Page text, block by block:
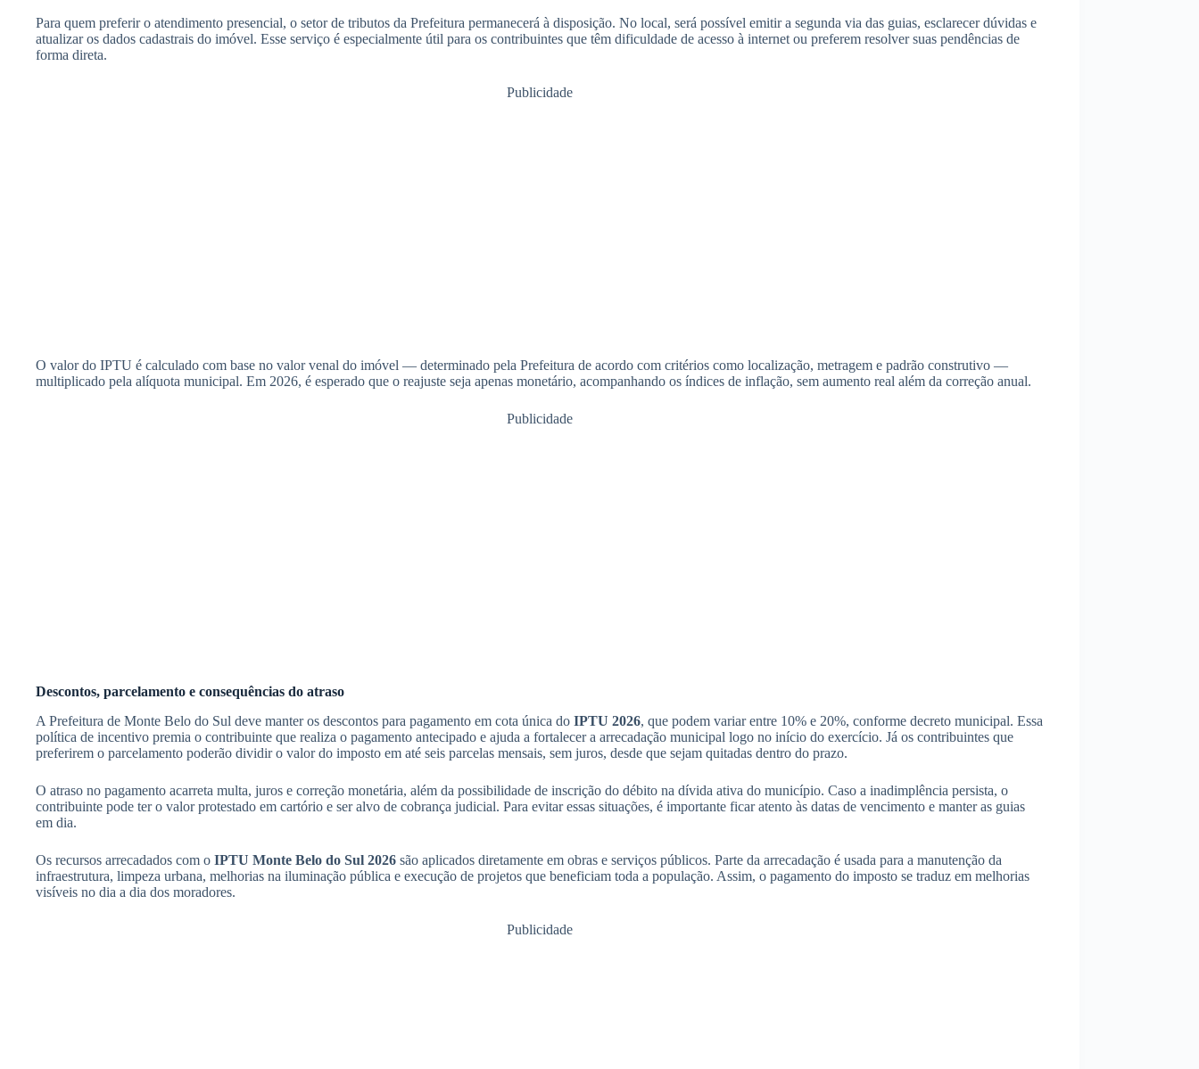
Para quem preferir o atendimento presencial, o setor de tributos da Prefeitura permanecerá à disposição. No local, será possível emitir a segunda via das guias, esclarecer dúvidas e
atualizar os dados cadastrais do imóvel. Esse serviço é especialmente útil para os contribuintes que têm dificuldade de acesso à internet ou preferem resolver suas pendências de
forma direta.
Publicidade
O valor do IPTU é calculado com base no valor venal do imóvel — determinado pela Prefeitura de acordo com critérios como localização, metragem e padrão construtivo —
multiplicado pela alíquota municipal. Em 2026, é esperado que o reajuste seja apenas monetário, acompanhando os índices de inflação, sem aumento real além da correção anual.
Publicidade
Descontos, parcelamento e consequências do atraso
A Prefeitura de Monte Belo do Sul deve manter os descontos para pagamento em cota única do IPTU 2026, que podem variar entre 10% e 20%, conforme decreto municipal. Essa
política de incentivo premia o contribuinte que realiza o pagamento antecipado e ajuda a fortalecer a arrecadação municipal logo no início do exercício. Já os contribuintes que
preferirem o parcelamento poderão dividir o valor do imposto em até seis parcelas mensais, sem juros, desde que sejam quitadas dentro do prazo.
O atraso no pagamento acarreta multa, juros e correção monetária, além da possibilidade de inscrição do débito na dívida ativa do município. Caso a inadimplência persista, o
contribuinte pode ter o valor protestado em cartório e ser alvo de cobrança judicial. Para evitar essas situações, é importante ficar atento às datas de vencimento e manter as guias
em dia.
Os recursos arrecadados com o IPTU Monte Belo do Sul 2026 são aplicados diretamente em obras e serviços públicos. Parte da arrecadação é usada para a manutenção da
infraestrutura, limpeza urbana, melhorias na iluminação pública e execução de projetos que beneficiam toda a população. Assim, o pagamento do imposto se traduz em melhorias
visíveis no dia a dia dos moradores.
Publicidade